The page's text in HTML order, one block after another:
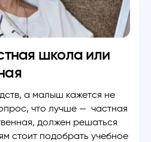
школа или
а малыш кажется не
что лучше — частная
должен решаться
стоит подобрать учебное